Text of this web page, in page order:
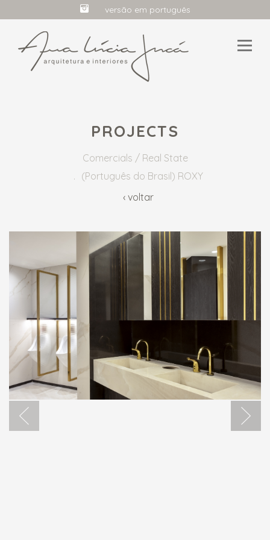
versão em português
PROFILE
PROJECTS
CONTACT
PROJECTS
Comercials / Real State
(Português do Brasil) ROXY
‹ voltar